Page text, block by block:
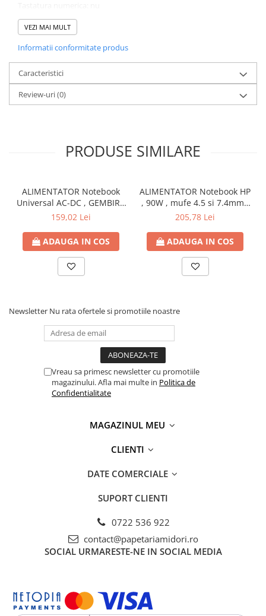
Folie de paletizat
Articole pentru birou
Organizare si arhivare
Arhivare
Bibliorafturi
Dosare din plastic
Ecusoane si accesorii
Folii si mape
Intercalatoare
Prezentare si afisare
Accesorii pentru birou
Agrafe, ace, piuneze, clipsuri
Distrugator documente
Calculatoare de birou
Corectoare
Foarfeci si cuttere
Caiete si blocuri de desen
Coperti pentru caiete si carti
Tempera, guase si acuarele
Accesorii
Ascutitori si radiere
Greutate: 1.5 - 1.99 Kg
Culoare: negru
Model placa video: Intel Iris Xe Graphics
VEZI MAI MULT
Informatii conformitate produs
Caracteristici
Review-uri(0)
PRODUSE SIMILARE
ALIMENTATOR Notebook
Universal AC-DC , GEMBIRD
, 90W - tensiuni
DC la 4.5 A max , protectie
la supratensiuni Cod
Produs: NPA-AC1D
159,02 Lei
ADAUGA IN COS
ALIMENTATOR Notebook HP
, 90W , mufe 4.5 si 7.4mm ,
Cod Produs: H6Y90AA
205,78 Lei
ADAUGA IN COS
Newsletter Nu rata ofertele si promotiile noastre
Vreau sa primesc newsletter cu promotiile
magazinului. Afla mai multe in Politica de
Confidentialitate
MAGAZINUL MEU
CLIENTI
DATE COMERCIALE
SUPORT CLIENTI
0722 536 922
contact@papetariamidori.ro
SOCIAL URMARESTE-NE IN SOCIAL MEDIA